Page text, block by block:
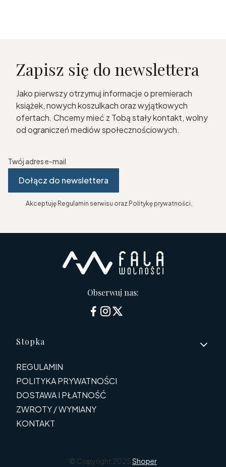
Zapisz się do newslettera
Jako pierwszy otrzymuj informacje o premierach
książek, nowych koszulkach oraz wyjątkowych
ofertach. Chcemy mieć z Tobą stały kontakt, wolny
od ograniczeń mediów społecznościowych.
Twój adres e-mail
Dołącz do newslettera
Akceptuję Regulamin serwisu oraz Politykę prywatności.
Obserwuj nas:
Linki w stopce
Stopka
REGULAMIN
POLITYKA PRYWATNOŚCI
DOSTAWA I PŁATNOŚĆ
ZWROTY / WYMIANY
KONTAKT
© Copyright 2025Shoper